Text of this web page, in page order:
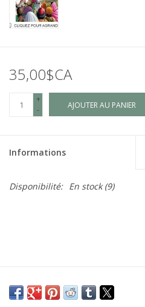
35,00$CA
+
-
AJOUTER AU PANIER
Informations
Disponibilité: En stock(9)